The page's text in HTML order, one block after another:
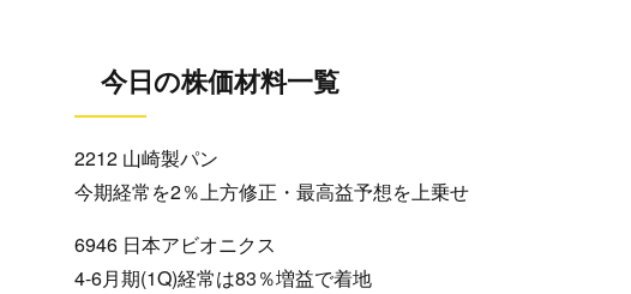
今日の株価材料一覧
2212 山崎製パン
今期経常を2％上方修正・最高益予想を上乗せ
6946 日本アビオニクス
4-6月期(1Q)経常は83％増益で着地